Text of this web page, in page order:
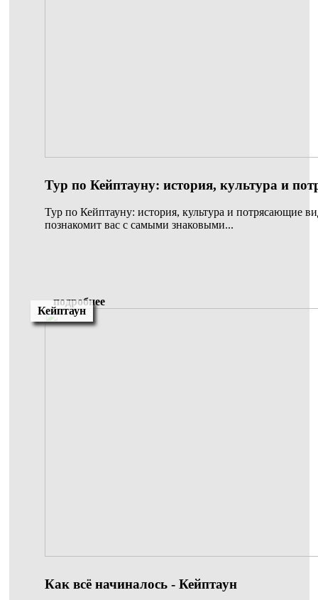
Тур по Кейптауну: история, культура и
Тур по Кейптауну: история, культура и потрясающие
познакомит вас с самыми знаковыми...
подробнее
Кейптаун
Как всё начиналось - Кейптаун